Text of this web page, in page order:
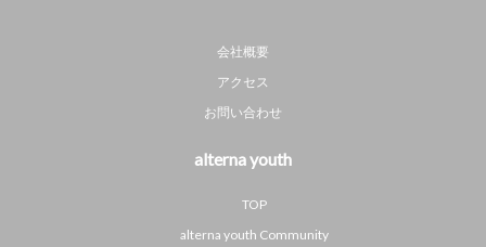
会社概要
アクセス
お問い合わせ
alterna youth
TOP
alterna youth Community